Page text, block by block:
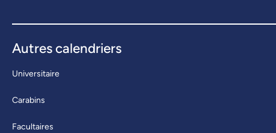
Autres calendriers
Universitaire
Carabins
Facultaires